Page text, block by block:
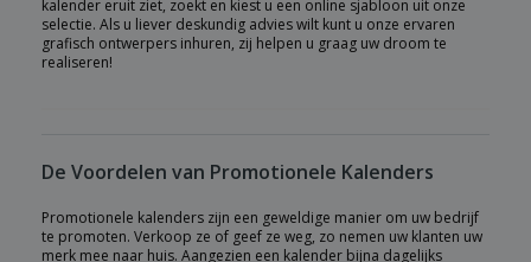
kalender eruit ziet, zoekt en kiest u een online sjabloon uit onze
selectie. Als u liever deskundig advies wilt kunt u onze ervaren
grafisch ontwerpers inhuren, zij helpen u graag uw droom te
realiseren!
De Voordelen van Promotionele Kalenders
Promotionele kalenders zijn een geweldige manier om uw bedrijf
te promoten. Verkoop ze of geef ze weg, zo nemen uw klanten uw
merk mee naar huis. Aangezien een kalender bijna dagelijks